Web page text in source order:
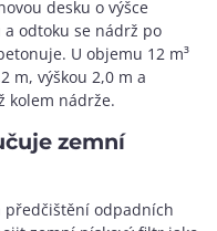
desku o výšce
odtoku se nádrž po
U objemu 12 m³
m, výškou 2,0 m a
kolem nádrže.
zemní
předčištění odpadních